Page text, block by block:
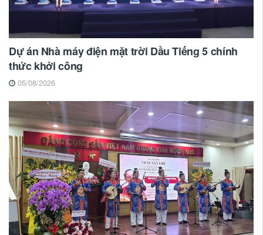
Dự án Nhà máy điện mặt trời Dầu Tiếng 5 chính
thức khởi công
05/08/2026